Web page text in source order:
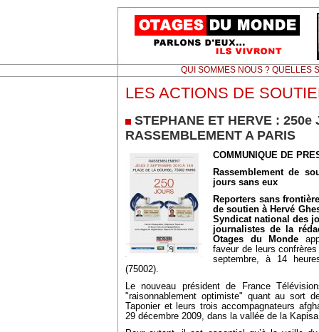
QUI SOMMES NOUS ? QUELLES
LES ACTIONS DE
STEPHANE ET HERVE : 250e
RASSEMBLEMENT A PARIS
COMMUNIQUE DE
Rassemblement de
jours sans eux
Reporters sans
de soutien à Hervé
Syndicat national des
journalistes de la
Otages du Monde
faveur de leurs
septembre, à 14
(75002).
Le nouveau président de France
"raisonnablement optimiste" quant au sort
Taponier et leurs trois accompagnateurs
29 décembre 2009, dans la vallée de la